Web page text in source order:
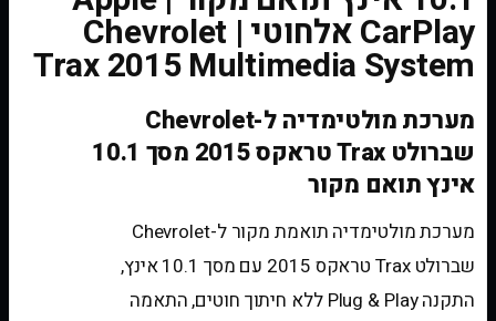
CarPlay אלחוטי | Chevrolet
Trax 2015 Multimedia System
מערכת מולטימדיה ל-Chevrolet
שברולט Trax טראקס 2015 מסך 10.1
אינץ תואם מקור
מערכת מולטימדיה תואמת מקור ל-Chevrolet
שברולט Trax טראקס 2015 עם מסך 10.1 אינץ,
התקנה Plug & Play ללא חיתוך חוטים, התאמה